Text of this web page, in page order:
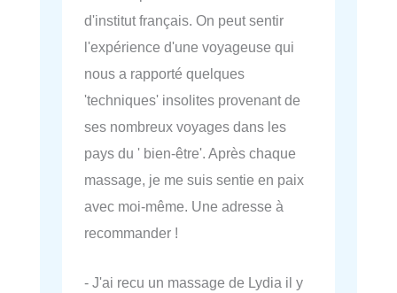
d'institut français. On peut sentir
l'expérience d'une voyageuse qui
nous a rapporté quelques
'techniques' insolites provenant de
ses nombreux voyages dans les
pays du ' bien-être'. Après chaque
massage, je me suis sentie en paix
avec moi-même. Une adresse à
recommander !
- J'ai recu un massage de Lydia il y